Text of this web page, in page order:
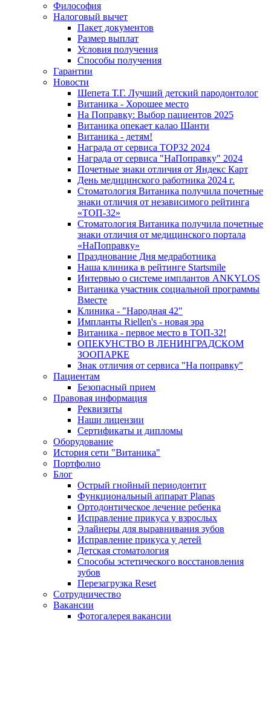
Философия
Налоговый вычет
Пакет документов
Размер выплат
Условия получения
Способы получения
Гарантии
Новости
Шепета Т.Г. Лучший детский пародонтолог
Витаника - Хорошее место
На Поправку: Выбор пациентов 2025
Витаника опекает калао Шанти
Витаника - детям!
Награда от сервиса TOP32 2024
Награда от сервиса "НаПоправку" 2024
Почетные знаки отличия от Яндекс Карт
День медицинского работника 2024 г.
Стоматология Витаника получила почетные
знаки отличия от независимого рейтинга
«ТОП-32»
Стоматология Витаника получила почетные
знаки отличия от медицинского портала
«НаПоправку»
Празднование Дня медработника
Наша клиника в рейтинге Startsmile
Интервью о системе имплантов ANKYLOS
Витаника участник социальной программы
Вместе
Клиника - "Народная 42"
Импланты Riellen's - новая эра
Витаника - первое место в ТОП-32!
ОПЕКУНСТВО В ЛЕНИНГРАДСКОМ
ЗООПАРКЕ
Знак отличия от сервиса "На поправку"
Пациентам
Безопасный прием
Правовая информация
Реквизиты
Наши лицензии
Сертификаты и дипломы
Оборудование
История сети "Витаника"
Портфолио
Блог
Острый гнойный периодонтит
Функциональный аппарат Planas
Ортодонтическое лечение ребенка
Исправление прикуса у взрослых
Элайнеры для выравнивания зубов
Исправление прикуса у детей
Детская стоматология
Способы эстетического восстановления
зубов
Перезагрузка Reset
Сотрудничество
Вакансии
Фотогалерея вакансии